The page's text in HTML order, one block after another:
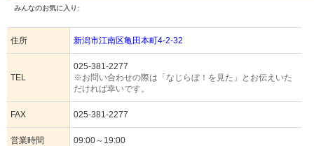
みんなのお気に入り:
住所 新潟市江南区亀田本町4-2-32
TEL
025-381-2277
※お問い合わせの際は「なじらぼ！を見た」とお伝えいた
だければ幸いです。
FAX 025-381-2277
営業時間 09:00～19:00